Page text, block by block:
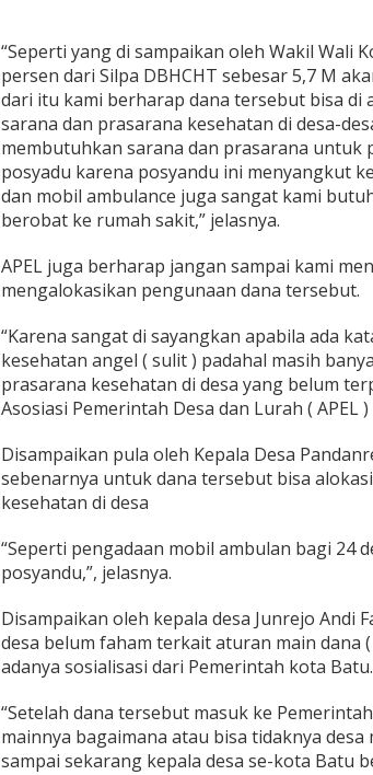
“Seperti yang di sampaikan oleh Wakil Wali
persen dari Silpa DBHCHT sebesar 5,7 M
dari itu kami berharap dana tersebut bisa di
sarana dan prasarana kesehatan di desa-
membutuhkan sarana dan prasarana untuk
posyadu karena posyandu ini menyangkut
dan mobil ambulance juga sangat kami
berobat ke rumah sakit,” jelasnya.
APEL juga berharap jangan sampai kami
mengalokasikan pengunaan dana tersebut.
“Karena sangat di sayangkan apabila ada
kesehatan angel ( sulit ) padahal masih
prasarana kesehatan di desa yang belum
Asosiasi Pemerintah Desa dan Lurah ( APEL
Disampaikan pula oleh Kepala Desa
sebenarnya untuk dana tersebut bisa
kesehatan di desa
“Seperti pengadaan mobil ambulan bagi 24
posyandu,”, jelasnya.
Disampaikan oleh kepala desa Junrejo Andi
desa belum faham terkait aturan main dana
adanya sosialisasi dari Pemerintah kota Batu.
“Setelah dana tersebut masuk ke
mainnya bagaimana atau bisa tidaknya
sampai sekarang kepala desa se-kota Batu